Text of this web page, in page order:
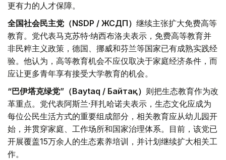
更有力的人才保障。
全国社会民主党（NSDP / ЖСДП） 继续主张扩大免费高等
教育。党代表马克苏特·纳西布洛夫表示，免费高等教育并
非民粹主义政策，德国、挪威和芬兰等国家已有成熟实践经
验。他认为，高等教育机会不应仅取决于家庭经济条件，而
应让更多青年享有接受大学教育的机会。
“巴伊塔克绿党”（Baytaq / Байтақ） 则把生态教育作为改
革重点。党代表阿斯兰·拜扎哈诺夫表示，生态文化应成为
每位公民生活方式的重要组成部分，相关教育应从幼儿园开
始，并贯穿家庭、工作场所和国家治理体系。目前，该党已
开展覆盖15万余人的生态素养培训，并计划继续扩大相关工
作。